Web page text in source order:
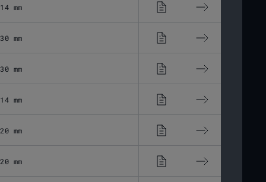
14 mm 35,33 μm
30 mm 16,75 μm
30 mm 16,48 μm
14 mm 33,03 μm
20 mm 23,11 μm
20 mm 23,11 μm